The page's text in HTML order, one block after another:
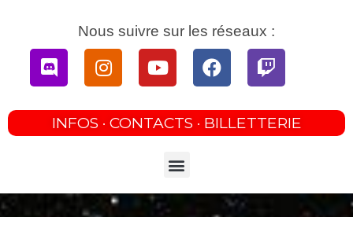
Nous suivre sur les réseaux :
DiscordInstagramYoutubeFacebookTwitch
INFOS · CONTACTS · BILLETTERIE
Menu